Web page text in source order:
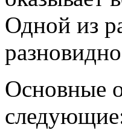
Одной из
Основные